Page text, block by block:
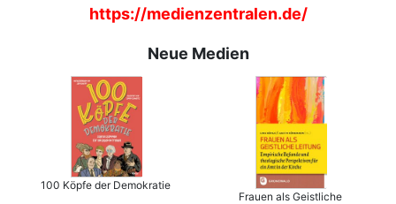
https://medienzentralen.de/
Neue Medien
100 Köpfe der Demokratie
Frauen als Geistliche